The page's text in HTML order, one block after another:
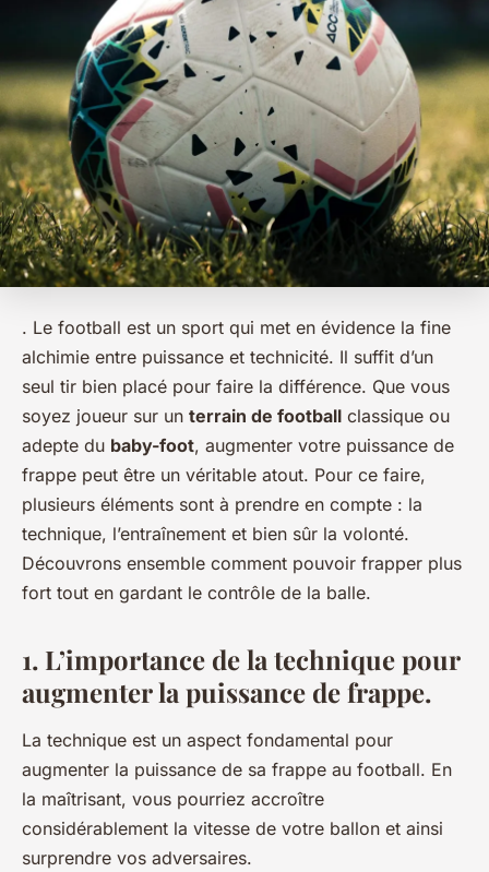
. Le football est un sport qui met en évidence la fine
alchimie entre puissance et technicité. Il suffit d’un
seul tir bien placé pour faire la différence. Que vous
soyez joueur sur un terrain de football classique ou
adepte du baby-foot, augmenter votre puissance de
frappe peut être un véritable atout. Pour ce faire,
plusieurs éléments sont à prendre en compte : la
technique, l’entraînement et bien sûr la volonté.
Découvrons ensemble comment pouvoir frapper plus
fort tout en gardant le contrôle de la balle.
1. L’importance de la technique pour
augmenter la puissance de frappe.
La technique est un aspect fondamental pour
augmenter la puissance de sa frappe au football. En
la maîtrisant, vous pourriez accroître
considérablement la vitesse de votre ballon et ainsi
surprendre vos adversaires.